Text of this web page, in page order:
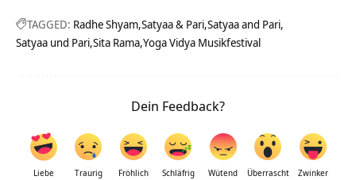
TAGGED: Radhe Shyam Satyaa & Pari Satyaa and Pari
Satyaa und Pari Sita Rama Yoga Vidya Musikfestival
Dein Feedback?
Liebe Traurig Fröhlich Schläfrig Wütend Überrascht Zwinker